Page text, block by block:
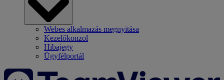
Webes alkalmazás megnyitása
Kezelőkonzol
Hibajegy
Ügyfélportál